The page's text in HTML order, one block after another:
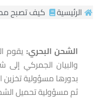
الرئيسية كيف تصبح
الشحن البحري: يقوم
والبيان الجمركي إلى
بدورها مسؤولية
ثم مسؤولية تحميل